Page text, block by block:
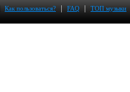
Как пользоваться? | FAQ | ТОП музыки